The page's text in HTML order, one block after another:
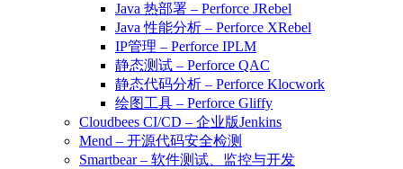
Java 热部署 – Perforce JRebel
Java 性能分析 – Perforce XRebel
IP管理 – Perforce IPLM
静态测试 – Perforce QAC
静态代码分析 – Perforce Klocwork
绘图工具 – Perforce Gliffy
Cloudbees CI/CD – 企业版Jenkins
Mend – 开源代码安全检测
Smartbear – 软件测试、监控与开发